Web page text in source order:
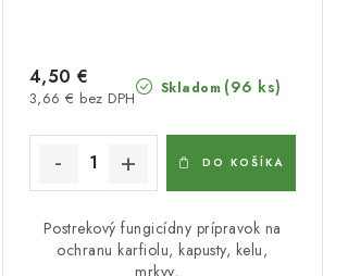
Skladom (96 ks)
3,66 € bez DPH
4,50 €
DO KOŠÍKA
Postrekový fungicídny prípravok na
ochranu karfiolu, kapusty, kelu,
mrkvy,...